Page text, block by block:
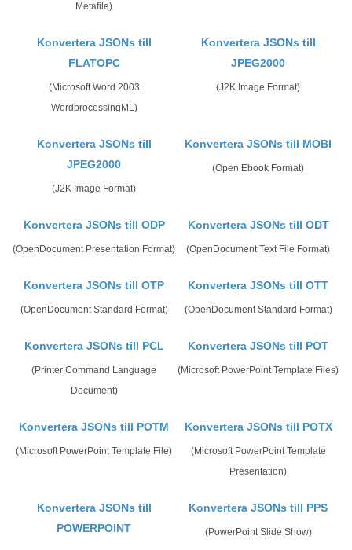
Metafile)
Konvertera JSONs till
FLATOPC
(Microsoft Word 2003
WordprocessingML)
Konvertera JSONs till
JPEG2000
(J2K Image Format)
Konvertera JSONs till
JPEG2000
(J2K Image Format)
Konvertera JSONs till MOBI
(Open Ebook Format)
Konvertera JSONs till ODP
(OpenDocument Presentation Format)
Konvertera JSONs till ODT
(OpenDocument Text File Format)
Konvertera JSONs till OTP
(OpenDocument Standard Format)
Konvertera JSONs till OTT
(OpenDocument Standard Format)
Konvertera JSONs till PCL
(Printer Command Language
Document)
Konvertera JSONs till POT
(Microsoft PowerPoint Template Files)
Konvertera JSONs till POTM
(Microsoft PowerPoint Template File)
Konvertera JSONs till POTX
(Microsoft PowerPoint Template
Presentation)
Konvertera JSONs till
POWERPOINT
Konvertera JSONs till PPS
(PowerPoint Slide Show)